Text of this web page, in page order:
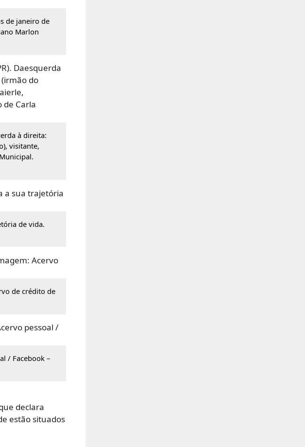
de janeiro de
Marlon
à direita:
visitante,
de vida.
de crédito de
/ Facebook –
declara
estão situados